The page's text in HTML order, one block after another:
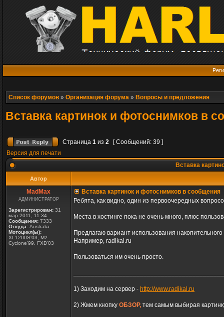
Список форумов » Организация форума » Вопросы и предложения
Вставка картинок и фотоснимков в
Страница 1 из 2
[ Сообщений: 39 ]
Версия для печати
Вставка
Автор
MadMax
АДМИНИСТРАТОР
Зарегистрирован: 31
мар 2011, 11:34
Сообщения: 7333
Откуда: Australia
Мотоцикл(ы):
XL1200S'03, M2
Cyclone'99, FXD'03
Вставка картинок и фотоснимков в сообщения
Ребята, как видно, один из первоочередных
Места в хостинге пока не очень много, плюс
Предлагаю вариант использования
Например, radikal.ru
Пользоваться им очень просто.
1) Заходим на сервер - http://www.radikal.ru
2) Жмем кнопку ОБЗОР, тем самым выбирая